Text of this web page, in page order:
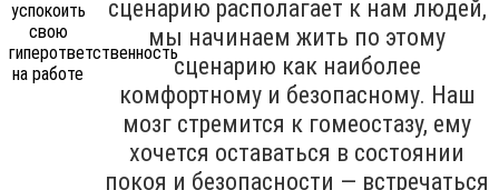
сценарию располагает к нам людей,
мы начинаем жить по этому
сценарию как наиболее
комфортному и безопасному. Наш
мозг стремится к гомеостазу, ему
хочется оставаться в состоянии
покоя и безопасности — встречаться